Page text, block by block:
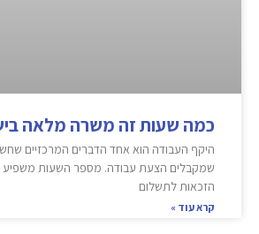
כמה שעות זה משרה מלאה
היקף העבודה הוא אחד הדברים המרכזיים
שמקבלים הצעת עבודה. מספר השעות
הזכאות לתשלום
קרא עוד »